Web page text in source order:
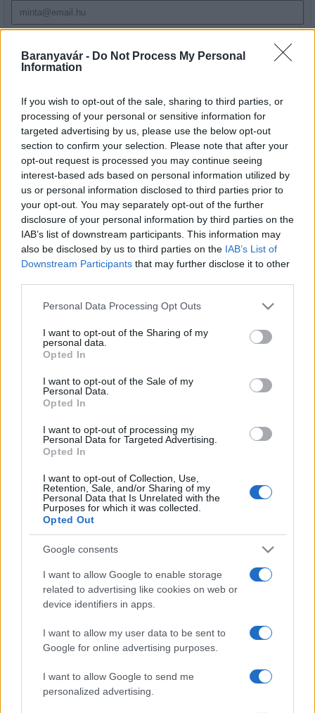
Baranyavár - Do Not Process My Personal
Information
If you wish to opt-out of the sale, sharing to third parties, or
processing of your personal or sensitive information for
targeted advertising by us, please use the below opt-out
section to confirm your selection. Please note that after your
opt-out request is processed you may continue seeing
interest-based ads based on personal information utilized by
us or personal information disclosed to third parties prior to
your opt-out. You may separately opt-out of the further
disclosure of your personal information by third parties on the
IAB’s list of downstream participants. This information may
also be disclosed by us to third parties on the IAB’s List of
Downstream Participants that may further disclose it to other
Please note that this website/app uses one or more Google
not limited to your visit or usage behaviour. You may click to
grant or deny consent to Google and its third-party tags to
use your data for below specified purposes in below Google
consent section.
Personal Data Processing Opt Outs
I want to opt-out of the Sharing of my
personal data.
Opted In
I want to opt-out of the Sale of my
Personal Data.
Opted In
I want to opt-out of processing my
Personal Data for Targeted Advertising.
Opted In
I want to opt-out of Collection, Use,
Retention, Sale, and/or Sharing of my
Personal Data that Is Unrelated with the
Purposes for which it was collected.
Opted Out
Google consents
I want to allow Google to enable storage
related to advertising like cookies on web or
device identifiers in apps.
I want to allow my user data to be sent to
Google for online advertising purposes.
I want to allow Google to send me
personalized advertising.
szabályzatot!
HÍRDETÉS
LEGFRISSEBB
Helyi hírek
Amire többmillióan vártunk: szombattól
másodfokúra csökken a riasztás
Országos hírek
továbbképzésekkel erősít a Gál Ferenc
Egyetem
Országos hírek
HÍRDETÉS
HÍRDETÉS
LEGOLVASOTTABB
Kecskeméten is szakirányú
továbbképzésekkel erősít a Gál Ferenc